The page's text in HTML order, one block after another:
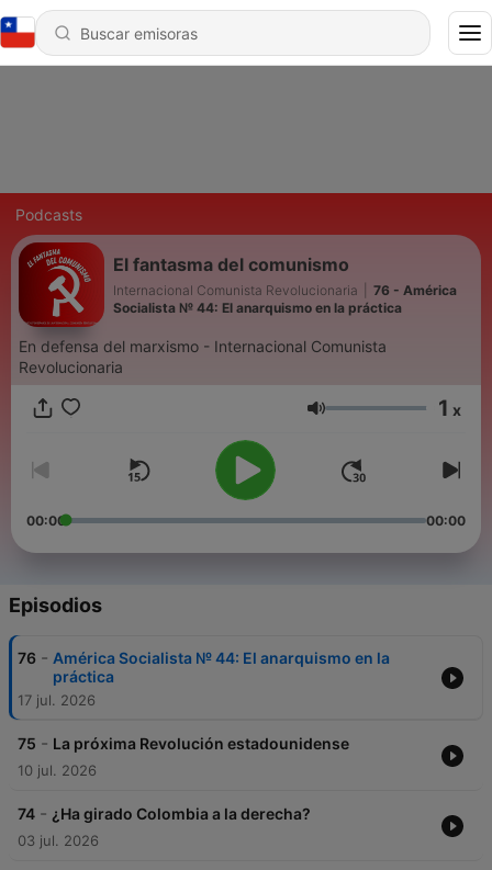
Podcasts
El fantasma del comunismo
Internacional Comunista Revolucionaria
76 - América
Socialista № 44: El anarquismo en la práctica
En defensa del marxismo - Internacional Comunista
Revolucionaria
Volumen 1 x
00:00 00:00
Episodios
76 - América Socialista № 44: El anarquismo en la
práctica
17 jul. 2026
75 - La próxima Revolución estadounidense
10 jul. 2026
74 - ¿Ha girado Colombia a la derecha?
03 jul. 2026